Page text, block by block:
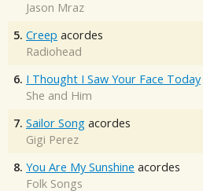
Jason Mraz
5. Creep acordes
Radiohead
6. I Thought I Saw Your Face Today
She and Him
7. Sailor Song acordes
Gigi Perez
8. You Are My Sunshine acordes
Folk Songs